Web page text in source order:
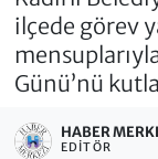
ilçede görev
Günü’nü
HABER
EDITÖR